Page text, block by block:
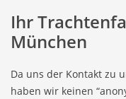
Ihr
München
Da uns der Kontakt zu
haben wir keinen